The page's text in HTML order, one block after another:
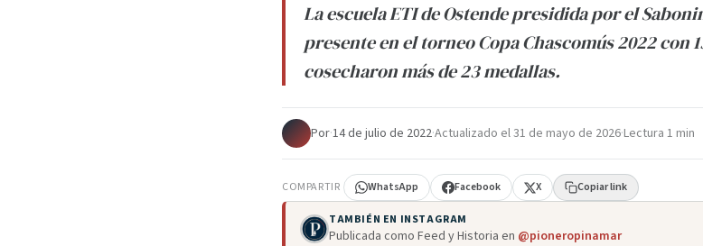
La escuela ETI de Ostende presidida por el
presente en el torneo Copa Chascomús 2022 con
cosecharon más de 23 medallas.
Por·14 de julio de 2022·Actualizado el31 de mayo de 2026·Lectura 1 min
COMPARTIR WhatsApp Facebook X Copiar link
TAMBIÉN EN INSTAGRAM
Publicada como Feed y Historia en @pioneropinamar